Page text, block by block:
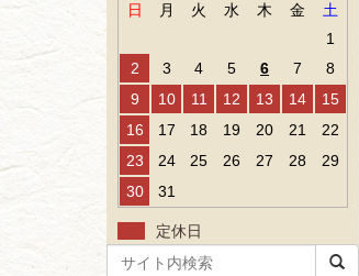
日
月 火 水 木 金
土
1
2
3 4 5 6 7
8
9
10 11 12 13 14
15
16
17 18 19 20 21
22
23
24 25 26 27 28
29
30
31
定休日